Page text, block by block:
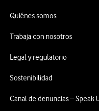
Quiénes somos
Trabaja con nosotros
Legal y regulatorio
Sostenibilidad
Canal de denuncias – Speak